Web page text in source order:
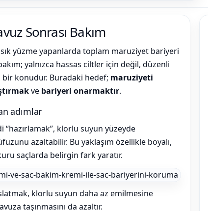
Sonrası Bakım
yüzme yapanlarda toplam maruziyet bariyeri
yalnızca hassas ciltler için değil, düzenli
konudur. Buradaki hedef; maruziyeti
ve bariyeri onarmaktır.
adımlar
klorlu suyun yüzeyde
azaltabilir. Bu yaklaşım özellikle boyalı,
saçlarda belirgin fark yaratır.
klorlu suyun daha az emilmesine
taşınmasını da azaltır.